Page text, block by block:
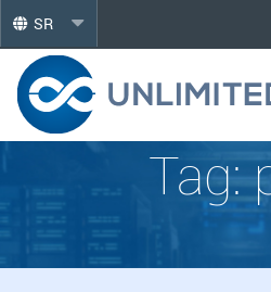
SR
Tag: